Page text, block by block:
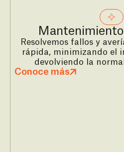
Resolvemos fallos y
rápida, minimizando el
devolviendo la
Conoce más